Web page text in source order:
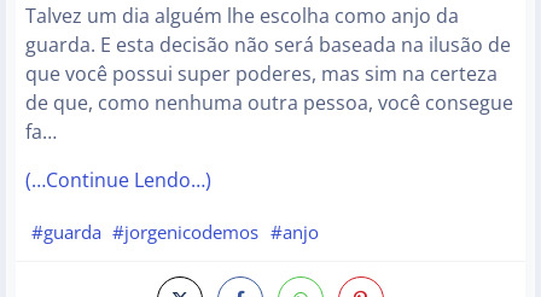
Talvez um dia alguém lhe escolha como anjo da
guarda. E esta decisão não será baseada na ilusão de
que você possui super poderes, mas sim na certeza
de que, como nenhuma outra pessoa, você consegue
fa…
(…Continue Lendo…)
#guarda #jorgenicodemos #anjo